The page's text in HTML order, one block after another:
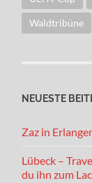
Waldtribüne
NEUESTE
Zaz in
Lübeck –
du ihn zum